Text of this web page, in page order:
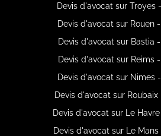
Devis d'avocat sur Troyes
Devis d'avocat sur Rouen
Devis d'avocat sur Bastia
Devis d'avocat sur Reims
Devis d'avocat sur Nimes
Devis d'avocat sur
Devis d'avocat sur Le
Devis d'avocat sur Le